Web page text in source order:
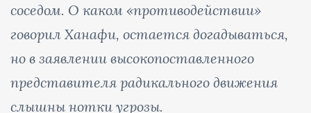
соседом. О каком «противодействии»
говорил Ханафи, остается догадываться,
но в заявлении высокопоставленного
представителя радикального движения
слышны нотки угрозы.